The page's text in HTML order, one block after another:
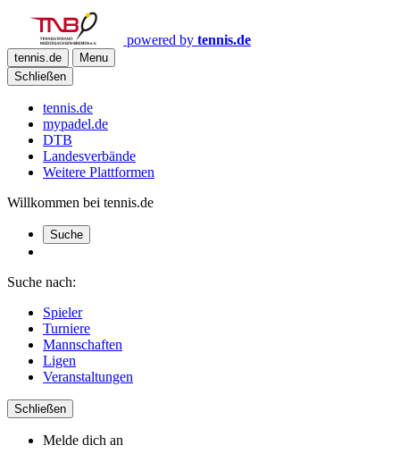
powered by tennis.de
tennis.de
Menu
Schließen
tennis.de
mypadel.de
DTB
Landesverbände
Weitere Plattformen
Willkommen bei tennis.de
Suche
Suche nach:
Spieler
Turniere
Mannschaften
Ligen
Veranstaltungen
Schließen
Melde dich an